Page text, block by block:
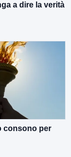
a dire la verità
consono per